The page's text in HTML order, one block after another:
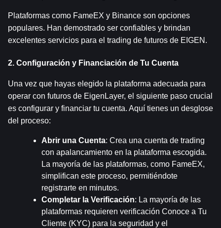
Plataformas como FameEX y Binance son opciones
populares. Han demostrado ser confiables y brindan
excelentes servicios para el trading de futuros de EIGEN.
2. Configuración y Financiación de Tu Cuenta
Una vez que hayas elegido la plataforma adecuada para
operar con futuros de EigenLayer, el siguiente paso crucial
es configurar y financiar tu cuenta. Aquí tienes un desglose
del proceso:
Abrir una Cuenta: Crea una cuenta de trading
con apalancamiento en la plataforma escogida.
La mayoría de las plataformas, como FameEX,
simplifican este proceso, permitiéndote
registrarte en minutos.
Completar la Verificación: La mayoría de las
plataformas requieren verificación Conoce a Tu
Cliente (KYC) para la seguridad y el